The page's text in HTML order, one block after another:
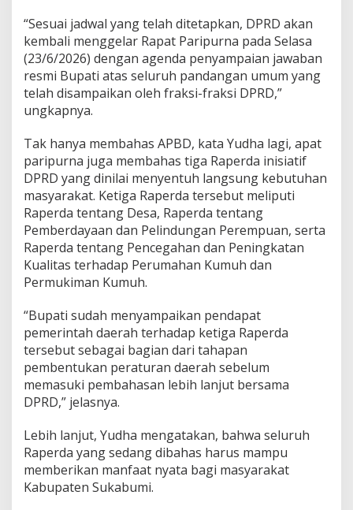
“Sesuai jadwal yang telah ditetapkan, DPRD akan
kembali menggelar Rapat Paripurna pada Selasa
(23/6/2026) dengan agenda penyampaian jawaban
resmi Bupati atas seluruh pandangan umum yang
telah disampaikan oleh fraksi-fraksi DPRD,”
ungkapnya.
Tak hanya membahas APBD, kata Yudha lagi, apat
paripurna juga membahas tiga Raperda inisiatif
DPRD yang dinilai menyentuh langsung kebutuhan
masyarakat. Ketiga Raperda tersebut meliputi
Raperda tentang Desa, Raperda tentang
Pemberdayaan dan Pelindungan Perempuan, serta
Raperda tentang Pencegahan dan Peningkatan
Kualitas terhadap Perumahan Kumuh dan
Permukiman Kumuh.
“Bupati sudah menyampaikan pendapat
pemerintah daerah terhadap ketiga Raperda
tersebut sebagai bagian dari tahapan
pembentukan peraturan daerah sebelum
memasuki pembahasan lebih lanjut bersama
DPRD,” jelasnya.
Lebih lanjut, Yudha mengatakan, bahwa seluruh
Raperda yang sedang dibahas harus mampu
memberikan manfaat nyata bagi masyarakat
Kabupaten Sukabumi.